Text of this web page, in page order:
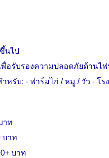
นไป
พื่อรับรองความปลอดภัยด้านไฟ
ำหรับ:- ฟาร์มไก่ / หมู / วัว- โร
าท
บาท
บาท